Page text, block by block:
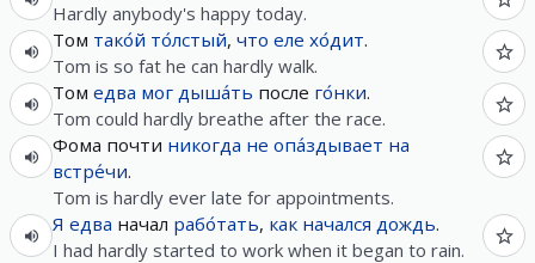
Hardly anybody's happy today.
Том тако́й то́лстый, что еле хо́дит.
Tom is so fat he can hardly walk.
Том едва мог дыша́ть после го́нки.
Tom could hardly breathe after the race.
Фома почти никогда не опа́здывает на
встре́чи.
Tom is hardly ever late for appointments.
Я едва начал рабо́тать, как начался дождь.
I had hardly started to work when it began to rain.